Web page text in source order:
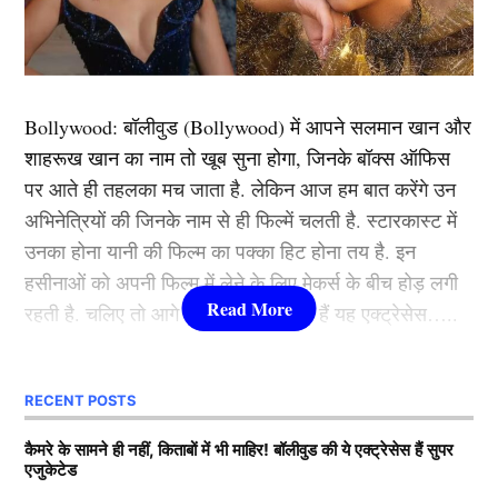
इस लिस्ट में सबसे पहला नाम भारतीय विस्फोटक बल्लेबाज रिंकू
खिलाफ टी20 सीरीज (Africa T20 Series) के लिए भारतीय
स्क्वाड में जगह नहीं मिली है। रिंकू सिंह को पिछेल कुछ समय से
प्लेइंग इलेवन में भी जगह नहीं मिल रही थी, टीम में फिनिशर के रूप
में हार्दिक पांड्या, शिवम दुबे और जीतेश शर्मा मौजूद है, ऐसे में रिंकू
सिंह को नजरअंदाज किया गया है।
यह भी पढ़ें:रिंकू सिंह का करियर खत्म करना चाहते हैं गौतम
2. मोहम्मद शमी
Bollywood:बॉलीवुड (Bollywood)में आपने सलमान खान और
शाहरूख खान का नाम तो खूब सुना होगा, जिनके बॉक्स ऑफिस
पर आते ही तहलका मच जाता है. लेकिन आज हम बात करेंगे उन
अभिनेत्रियों की जिनके नाम से ही फिल्में चलती है. स्टारकास्ट में
उनका होना यानी की फिल्म का पक्का हिट होना तय है. इन
हसीनाओं को अपनी फिल्म में लेने के लिए मेकर्स के बीच होड़ लगी
रहती है. चलिए तो आगे जानते हैं कौन-कौन हैं यह एक्ट्रेसेस…..
1.दीपिका पादुकोण ( Deepika
Padukone)
RECENT POSTS
कैमरे के सामने ही नहीं, किताबों में भी माहिर! बॉलीवुड की ये एक्ट्रेसेस हैं सुपर
एजुकेटेड